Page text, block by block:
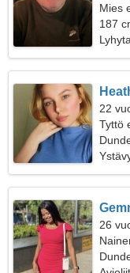
Mies
187
22
Tyttö
26